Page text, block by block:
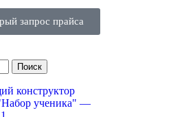
запрос прайса
Поиск